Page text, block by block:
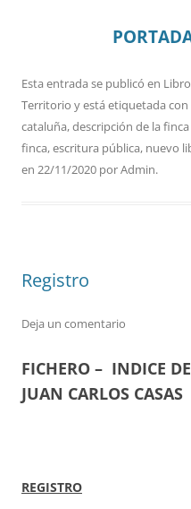
Esta entrada se publicó en
Territorio y está etiquetada con
cataluña,descripción de la
finca,escritura pública, nuevo
en 22/11/2020 porAdmin.
Registro
Deja un comentario
FICHERO – INDICE
JUAN CARLOS CASAS
REGISTRO